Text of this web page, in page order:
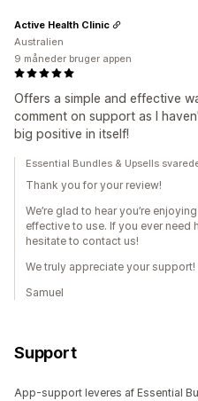
Offers a simple and effective
comment on support as I
big positive in itself!
Active Health Clinic
Australien
9 måneder bruger appen
Essential Bundles & Upsells
Thank you for your review!
We’re glad to hear you’re
effective to use. If you ever
hesitate to contact us!
We truly appreciate your support!
Samuel
Support
App-support leveres af Essential